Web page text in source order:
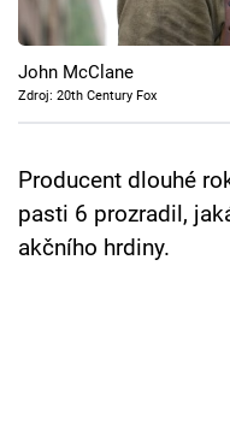
Pořady
TV Program
Přihlášení
John McClane
Zdroj: 20th Century Fox
Producent dlouhé
pasti 6 prozradil,
akčního hrdiny.